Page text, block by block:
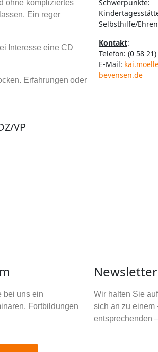
ohne kompliziertes
Ein reger
Interesse eine CD
Erfahrungen oder
VP
Schwerpunkte:
Selbsthilfe/
Kontakt:
Telefon: (0 58
E-Mail:
bevensen.de
bei uns ein
Fortbildungen
Newsletter
Wir halten Sie
sich an zu einem
entsprechenden